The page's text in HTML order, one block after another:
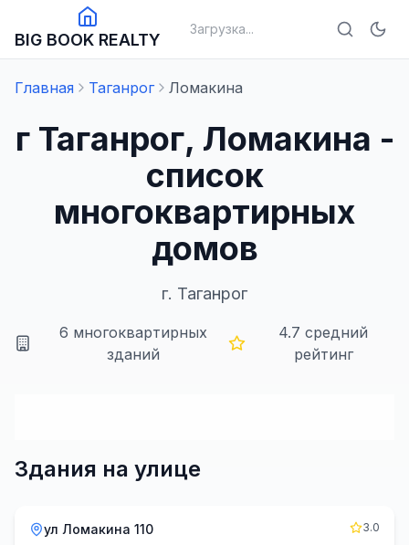
BIG BOOK REALTY
Загрузка...
Главная Таганрог Ломакина
г Таганрог, Ломакина -
список
многоквартирных
домов
г. Таганрог
6 многоквартирных
зданий
4.7 средний
рейтинг
Здания на улице
ул Ломакина 110
3.0